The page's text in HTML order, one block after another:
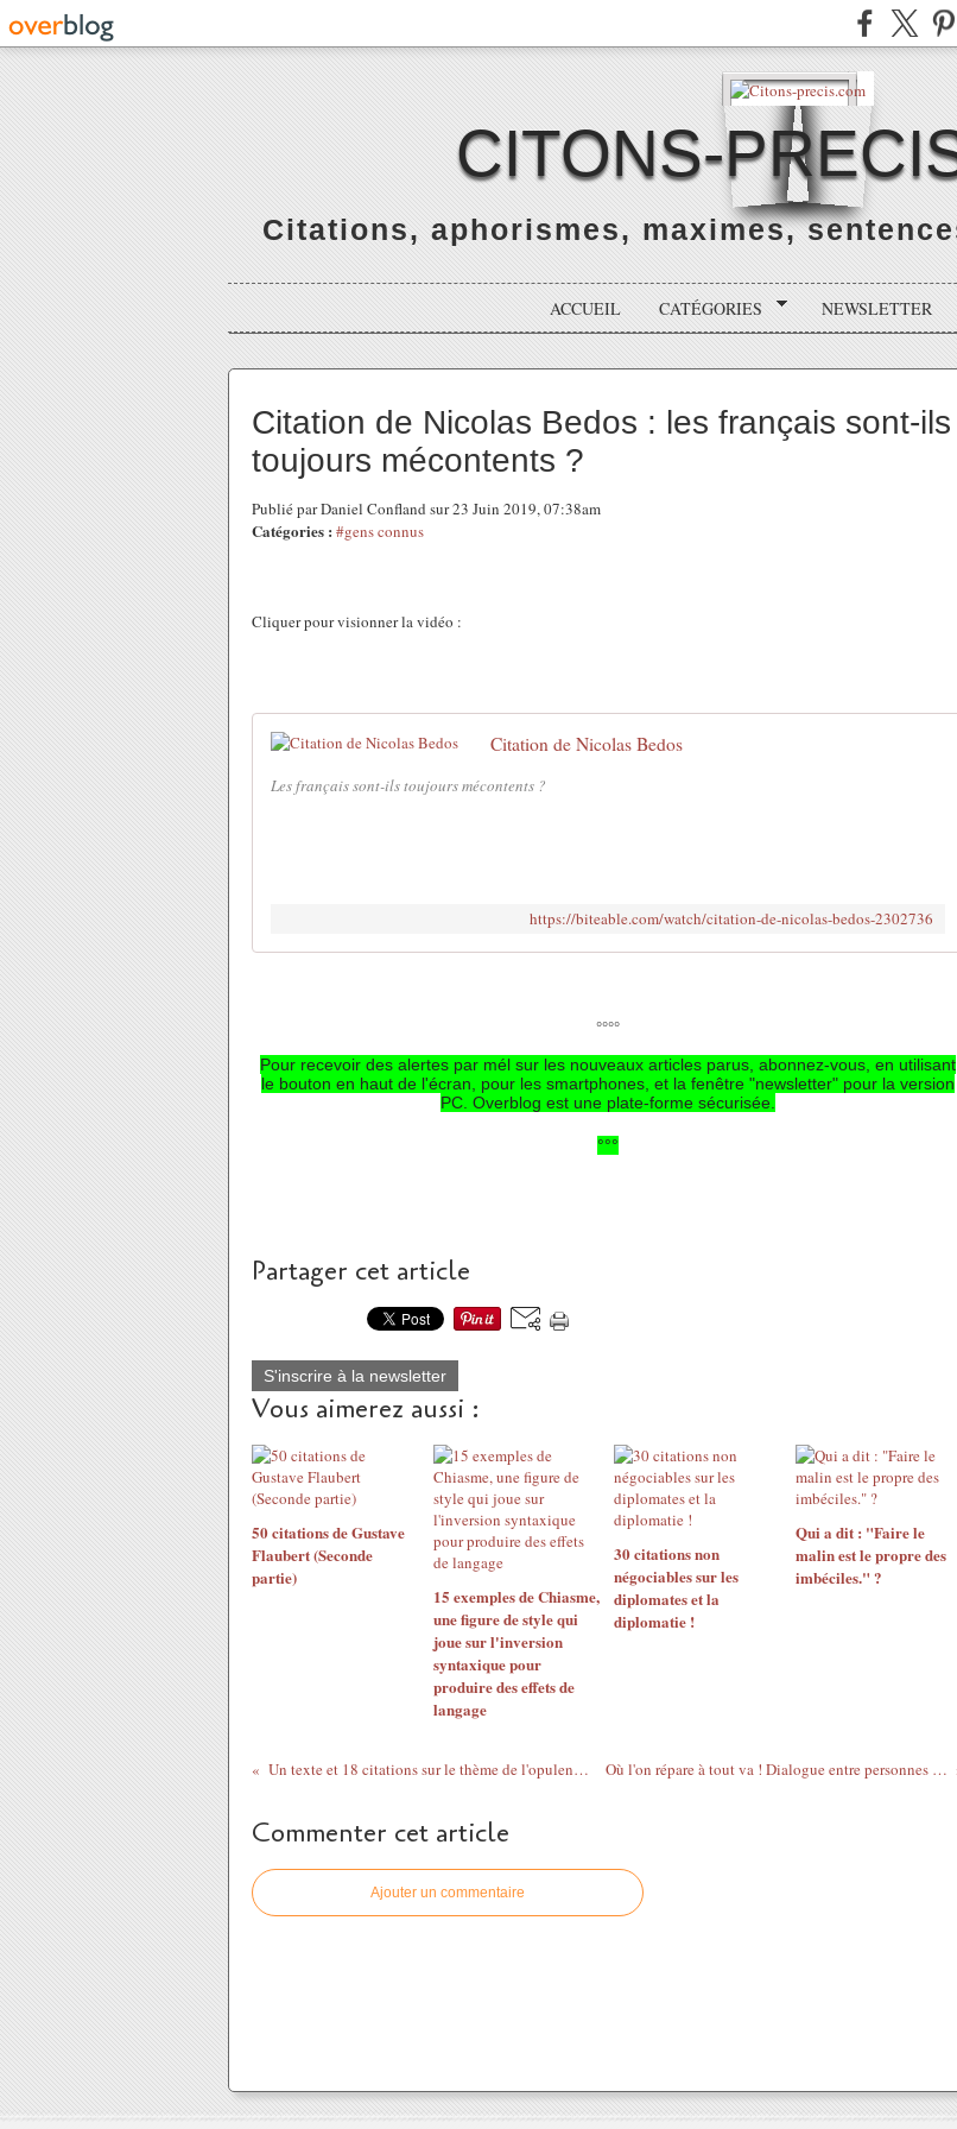
CITONS-
Citations, aphorismes, maximes,
ACCUEIL CATÉGORIES NEWSLETTER
Citation de Nicolas Bedos : les français sont-ils
toujours mécontents ?
Publié par Daniel Confland sur 23 Juin 2019, 07:38am
Catégories : #gens connus
Cliquer pour visionner la vidéo :
Citation de Nicolas Bedos
Les français sont-ils toujours mécontents ?
https://biteable.com/watch/citation-de-nicolas-bedos-2302736
°°°°
Pour recevoir des alertes par mél sur les nouveaux articles parus, abonnez-vous, en utilisant
le bouton en haut de l'écran, pour les smartphones, et la fenêtre "newsletter" pour la version
PC. Overblog est une plate-forme sécurisée.
°°°
Partager cet article
S'inscrire à la newsletter
Vous aimerez aussi :
50 citations de Gustave
Flaubert (Seconde
partie)
15 exemples de Chiasme,
une figure de style qui
joue sur l'inversion
syntaxique pour
produire des effets de
langage
30 citations non
négociables sur les
diplomates et la
diplomatie !
Qui a dit : "Faire le
malin est le propre des
imbéciles." ?
Un texte et 18 citations sur le thème de l'opulence et des opulents Où l'on répare à tout va ! Dialogue entre personnes de bonne volonté
Commenter cet article
Ajouter un commentaire